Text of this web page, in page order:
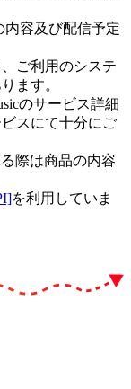
容及び配信予定
ご利用のシステ
ます。
のサービス詳細
スにて十分にご
際は商品の内容
を利用していま